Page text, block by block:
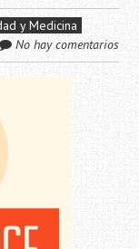
y Medicina
No hay comentarios